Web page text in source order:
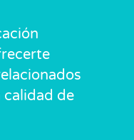
calidad de